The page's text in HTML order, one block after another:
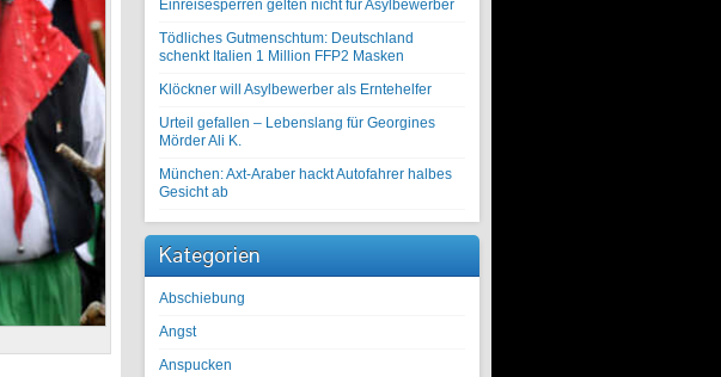
Einreisesperren gelten nicht für Asylbewerber
Tödliches Gutmenschtum: Deutschland
schenkt Italien 1 Million FFP2 Masken
Klöckner will Asylbewerber als Erntehelfer
Urteil gefallen – Lebenslang für Georgines
Mörder Ali K.
München: Axt-Araber hackt Autofahrer halbes
Gesicht ab
Kategorien
Abschiebung
Angst
Anspucken